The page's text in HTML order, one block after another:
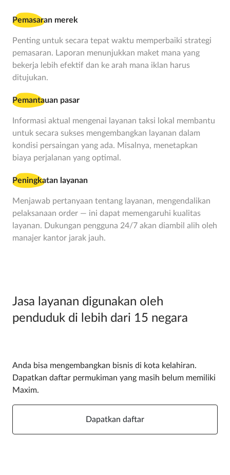
Pemasaran merek
Penting untuk secara tepat waktu memperbaiki strategi
pemasaran. Laporan menunjukkan maket mana yang
bekerja lebih efektif dan ke arah mana iklan harus
ditujukan.
Pemantauan pasar
Informasi aktual mengenai layanan taksi lokal membantu
untuk secara sukses mengembangkan layanan dalam
kondisi persaingan yang ada. Misalnya, menetapkan
biaya perjalanan yang optimal.
Peningkatan layanan
Menjawab pertanyaan tentang layanan, mengendalikan
pelaksanaan order — ini dapat memengaruhi kualitas
layanan. Dukungan pengguna 24/7 akan diambil alih oleh
manajer kantor jarak jauh.
Jasa layanan digunakan oleh
penduduk di lebih dari 15 negara
Anda bisa mengembangkan bisnis di kota kelahiran.
Dapatkan daftar permukiman yang masih belum memiliki
Maxim.
Dapatkan daftar